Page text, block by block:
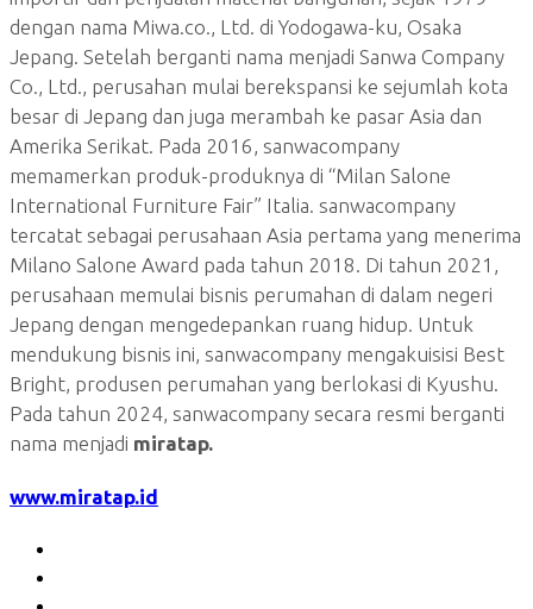
dengan nama Miwa.co., Ltd. di Yodogawa-ku, Osaka
Jepang. Setelah berganti nama menjadi Sanwa Company
Co., Ltd., perusahan mulai berekspansi ke sejumlah kota
besar di Jepang dan juga merambah ke pasar Asia dan
Amerika Serikat. Pada 2016, sanwacompany
memamerkan produk-produknya di “Milan Salone
International Furniture Fair” Italia. sanwacompany
tercatat sebagai perusahaan Asia pertama yang menerima
Milano Salone Award pada tahun 2018. Di tahun 2021,
perusahaan memulai bisnis perumahan di dalam negeri
Jepang dengan mengedepankan ruang hidup. Untuk
mendukung bisnis ini, sanwacompany mengakuisisi Best
Bright, produsen perumahan yang berlokasi di Kyushu.
Pada tahun 2024, sanwacompany secara resmi berganti
nama menjadi miratap.
www.miratap.id